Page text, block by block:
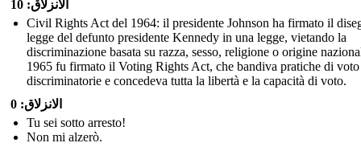
الانزلاق: 10
Civil Rights Act del 1964: il presidente Johnson ha firmato il
legge del defunto presidente Kennedy in una legge, vietando la
discriminazione basata su razza, sesso, religione o origine
1965 fu firmato il Voting Rights Act, che bandiva pratiche di voto
discriminatorie e concedeva tutta la libertà e la capacità di voto.
الانزلاق: 0
Tu sei sotto arresto!
Non mi alzerò.